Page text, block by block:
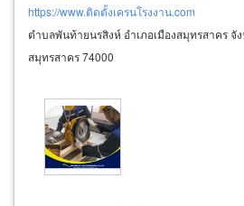
https://www.ติดตั้งเครนโรงงาน.com
ตำบลพันท้ายนรสิงห์ อำเภอเมืองสมุทรสาคร จั
สมุทรสาคร 74000